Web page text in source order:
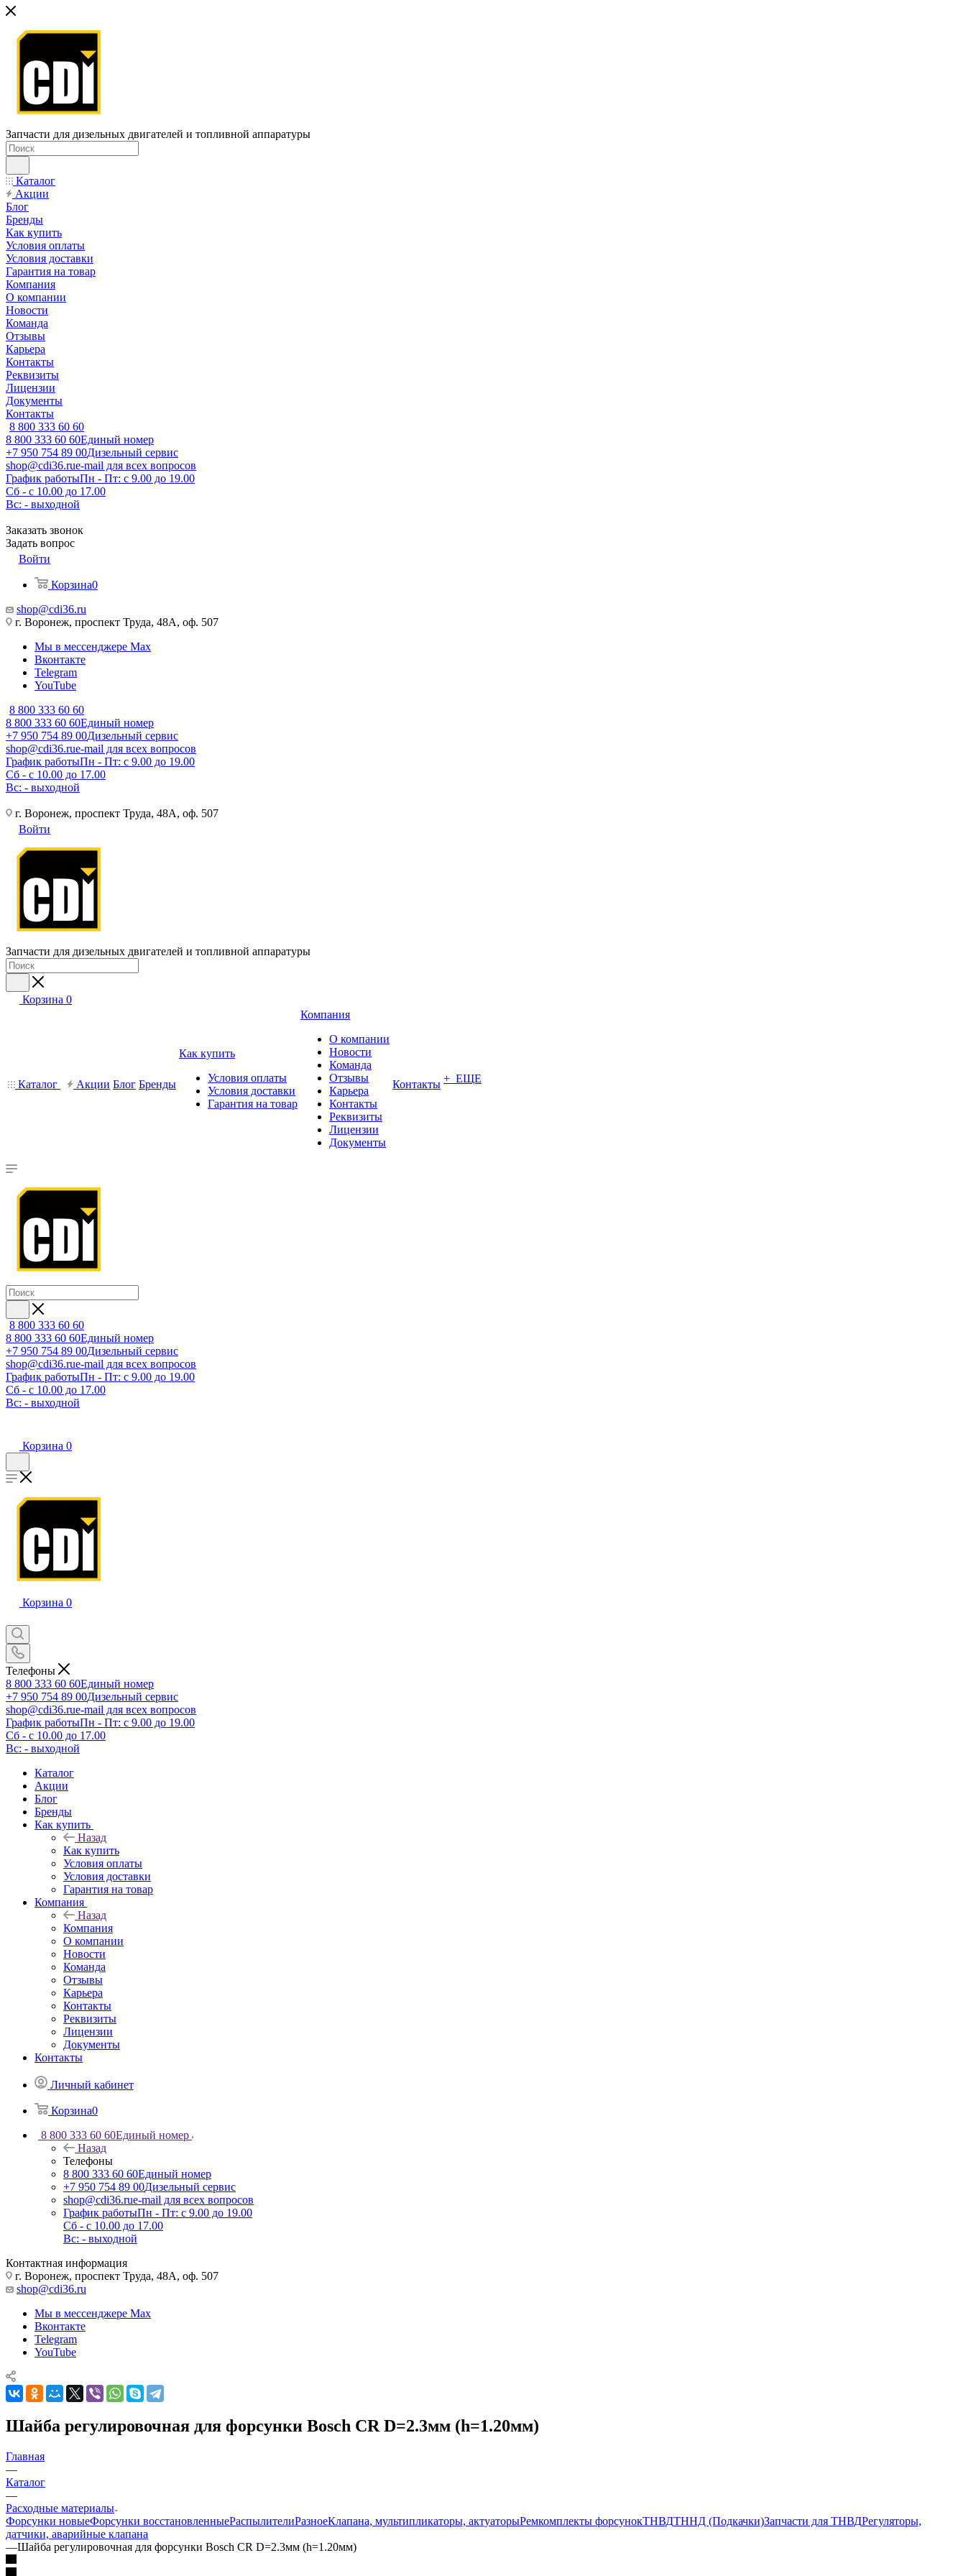
Запчасти для дизельных двигателей и топливной аппаратуры
Каталог
Акции
Блог
Бренды
Как купить
Условия оплаты
Условия доставки
Гарантия на товар
Компания
О компании
Новости
Команда
Отзывы
Карьера
Контакты
Реквизиты
Лицензии
Документы
Контакты
8 800 333 60 60
8 800 333 60 60Единый номер
+7 950 754 89 00Дизельный сервис
shop@cdi36.rue-mail для всех вопросов
График работыПн - Пт: с 9.00 до 19.00
Сб - с 10.00 до 17.00
Вс: - выходной
Заказать звонок
Задать вопрос
Войти
Корзина0
shop@cdi36.ru
г. Воронеж, проспект Труда, 48А, оф. 507
Мы в мессенджере Max
Вконтакте
Telegram
YouTube
8 800 333 60 60
8 800 333 60 60Единый номер
+7 950 754 89 00Дизельный сервис
shop@cdi36.rue-mail для всех вопросов
График работыПн - Пт: с 9.00 до 19.00
Сб - с 10.00 до 17.00
Вс: - выходной
г. Воронеж, проспект Труда, 48А, оф. 507
Войти
Запчасти для дизельных двигателей и топливной аппаратуры
Корзина 0
Каталог Акции Блог Бренды
Как купить
Условия оплаты
Условия доставки
Гарантия на товар
Компания
О компании
Новости
Команда
Отзывы
Карьера
Контакты
Реквизиты
Лицензии
Документы
Контакты + ЕЩЕ
8 800 333 60 60
8 800 333 60 60Единый номер
+7 950 754 89 00Дизельный сервис
shop@cdi36.rue-mail для всех вопросов
График работыПн - Пт: с 9.00 до 19.00
Сб - с 10.00 до 17.00
Вс: - выходной
Корзина 0
Корзина 0
Телефоны
8 800 333 60 60Единый номер
+7 950 754 89 00Дизельный сервис
shop@cdi36.rue-mail для всех вопросов
График работыПн - Пт: с 9.00 до 19.00
Сб - с 10.00 до 17.00
Вс: - выходной
Каталог
Акции
Блог
Бренды
Как купить
Назад
Как купить
Условия оплаты
Условия доставки
Гарантия на товар
Компания
Назад
Компания
О компании
Новости
Команда
Отзывы
Карьера
Контакты
Реквизиты
Лицензии
Документы
Контакты
Личный кабинет
Корзина0
8 800 333 60 60Единый номер
Назад
Телефоны
8 800 333 60 60Единый номер
+7 950 754 89 00Дизельный сервис
shop@cdi36.rue-mail для всех вопросов
График работыПн - Пт: с 9.00 до 19.00
Сб - с 10.00 до 17.00
Вс: - выходной
Контактная информация
г. Воронеж, проспект Труда, 48А, оф. 507
shop@cdi36.ru
Мы в мессенджере Max
Вконтакте
Telegram
YouTube
Шайба регулировочная для форсунки Bosch CR D=2.3мм (h=1.20мм)
Главная
—
Каталог
—
Расходные материалы
Форсунки новыеФорсунки восстановленныеРаспылителиРазноеКлапана, мультипликаторы, актуаторыРемкомплекты форсунокТНВДТННД (Подкачки)Запчасти для ТНВДРегуляторы,
датчики, аварийные клапана
—Шайба регулировочная для форсунки Bosch CR D=2.3мм (h=1.20мм)